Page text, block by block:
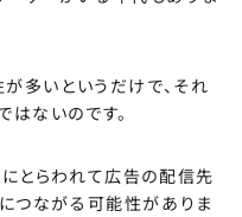
が多いというだけで、それ
ないのです。
とらわれて広告の配信先
つながる可能性がありま